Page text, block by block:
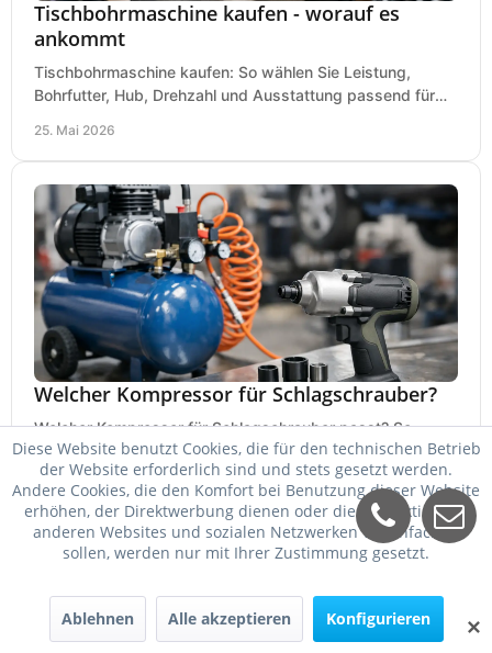
Tischbohrmaschine kaufen - worauf es
ankommt
Tischbohrmaschine kaufen: So wählen Sie Leistung,
Bohrfutter, Hub, Drehzahl und Ausstattung passend für
25. Mai 2026
Welcher Kompressor für Schlagschrauber?
Welcher Kompressor für Schlagschrauber passt? So
wählen Sie Kessel, Luftmenge, Druck und Motorleistung
passend für Werkstatt, Reifenwechsel.
23. Mai 2026
✕
Diese Website benutzt Cookies, die für den technischen Betrieb
der Website erforderlich sind und stets gesetzt werden.
Andere Cookies, die den Komfort bei Benutzung dieser Website
erhöhen, der Direktwerbung dienen oder die Interaktion mit
anderen Websites und sozialen Netzwerken vereinfachen
sollen, werden nur mit Ihrer Zustimmung gesetzt.
Ablehnen Alle akzeptieren Konfigurieren